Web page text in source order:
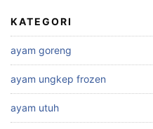
KATEGORI
ayam goreng
ayam ungkep frozen
ayam utuh